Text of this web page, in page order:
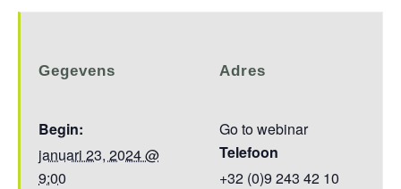
Gegevens
Begin:
januari 23, 2024 @
9:00
Adres
Go to webinar
Telefoon
+32 (0)9 243 42 10